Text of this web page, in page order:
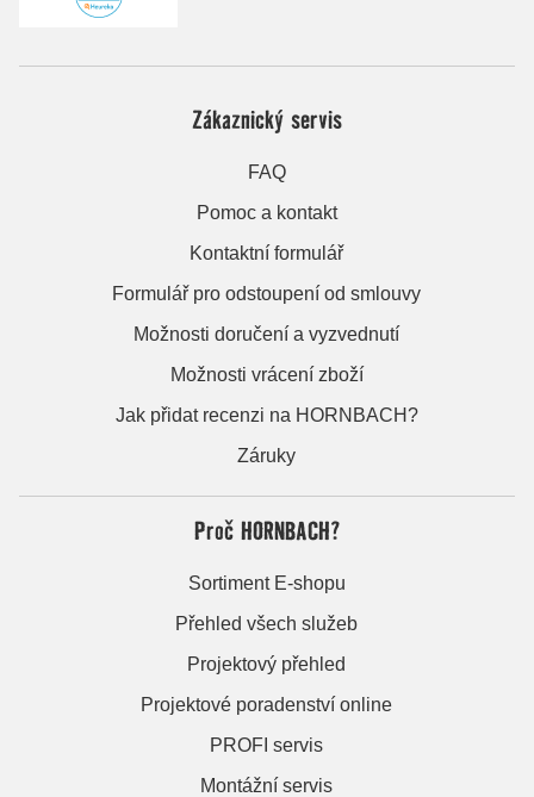
Zákaznický servis
FAQ
Pomoc a kontakt
Kontaktní formulář
Formulář pro odstoupení od smlouvy
Možnosti doručení a vyzvednutí
Možnosti vrácení zboží
Jak přidat recenzi na HORNBACH?
Záruky
Proč HORNBACH?
Sortiment E-shopu
Přehled všech služeb
Projektový přehled
Projektové poradenství online
PROFI servis
Montážní servis